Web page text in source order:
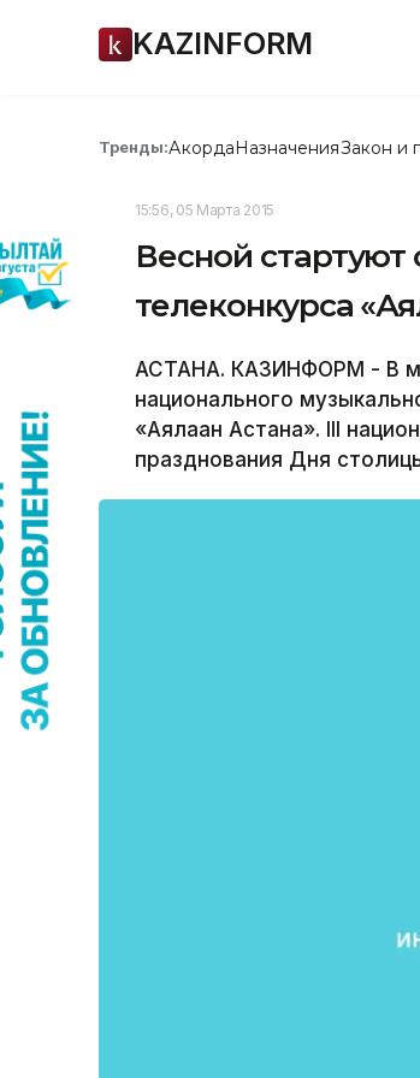
KAZINFORM
Тренды:АкордаНазначенияЗакон и
15:56, 05 Марта 2015
Весной
телеконкурса
АСТАНА. КАЗИНФОРМ - В
национального
«Аялаған Астана». III
празднования Дня